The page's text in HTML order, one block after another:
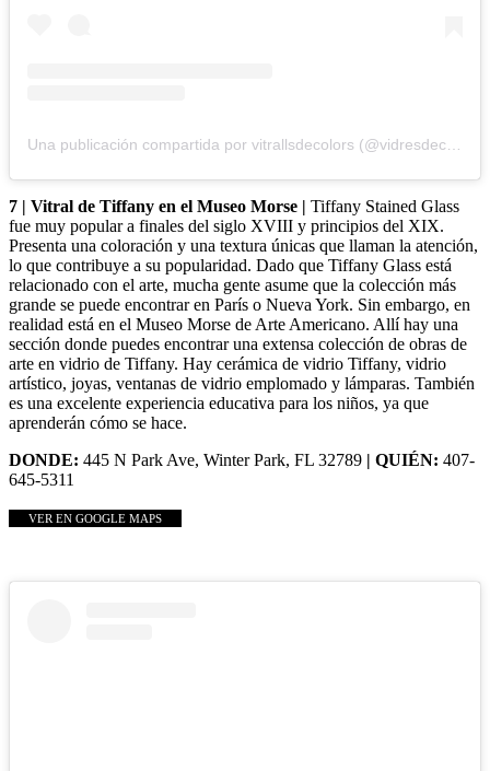
7 | Vitral de Tiffany en el Museo Morse | Tiffany Stained Glass
fue muy popular a finales del siglo XVIII y principios del XIX.
Presenta una coloración y una textura únicas que llaman la atención,
lo que contribuye a su popularidad. Dado que Tiffany Glass está
relacionado con el arte, mucha gente asume que la colección más
grande se puede encontrar en París o Nueva York. Sin embargo, en
realidad está en el Museo Morse de Arte Americano. Allí hay una
sección donde puedes encontrar una extensa colección de obras de
arte en vidrio de Tiffany. Hay cerámica de vidrio Tiffany, vidrio
artístico, joyas, ventanas de vidrio emplomado y lámparas. También
es una excelente experiencia educativa para los niños, ya que
aprenderán cómo se hace.
DONDE: 445 N Park Ave, Winter Park, FL 32789 | QUIÉN: 407-
645-5311
VER EN GOOGLE MAPS